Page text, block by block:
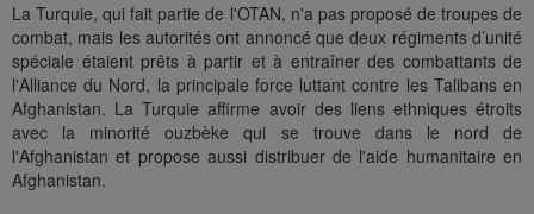
La Turquie, qui fait partie de l'OTAN, n'a pas proposé de troupes de
combat, mais les autorités ont annoncé que deux régiments d’unité
spéciale étaient prêts à partir et à entraîner des combattants de
l'Alliance du Nord, la principale force luttant contre les Talibans en
Afghanistan. La Turquie affirme avoir des liens ethniques étroits
avec la minorité ouzbèke qui se trouve dans le nord de
l'Afghanistan et propose aussi distribuer de l'aide humanitaire en
Afghanistan.